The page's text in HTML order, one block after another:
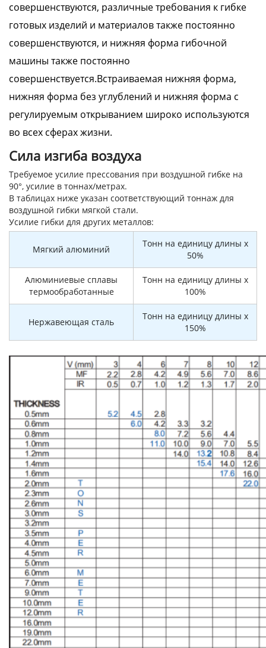
совершенствуются, различные требования к гибке
готовых изделий и материалов также постоянно
совершенствуются, и нижняя форма гибочной
машины также постоянно
совершенствуется.Встраиваемая нижняя форма,
нижняя форма без углублений и нижняя форма с
регулируемым открыванием широко используются
во всех сферах жизни.
Сила изгиба воздуха
Требуемое усилие прессования при воздушной гибке на
90°, усилие в тоннах/метрах.
В таблицах ниже указан соответствующий тоннаж для
воздушной гибки мягкой стали.
Усилие гибки для других металлов:
Мягкий алюминий
Тонн на единицу длины x
50%
Алюминиевые сплавы
термообработанные
Тонн на единицу длины x
100%
Нержавеющая сталь
Тонн на единицу длины x
150%